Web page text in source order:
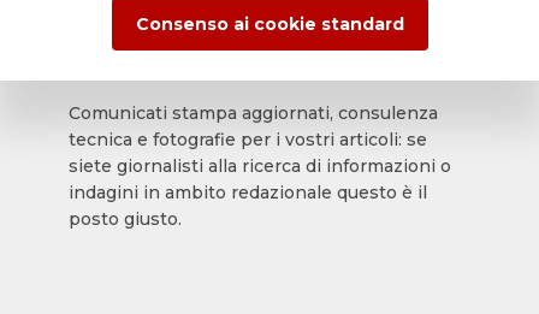
stampa.
Comunicati stampa aggiornati, consulenza
tecnica e fotografie per i vostri articoli: se
siete giornalisti alla ricerca di informazioni o
indagini in ambito redazionale questo è il
posto giusto.
Consenso ai cookie standard